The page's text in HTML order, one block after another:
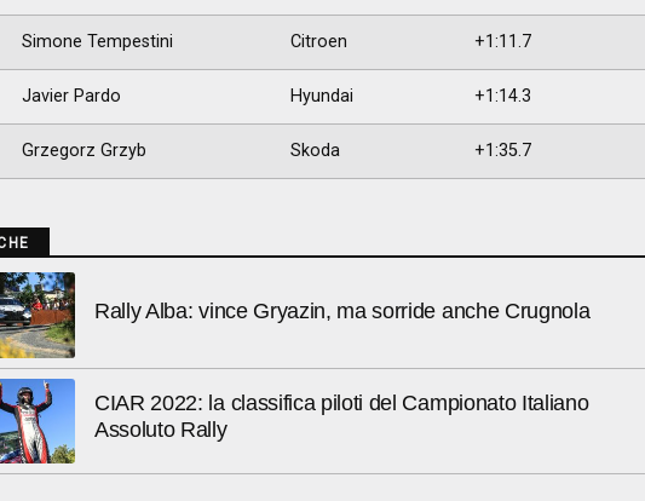
Simone Tempestini Citroen +1:11.7
Javier Pardo Hyundai +1:14.3
Grzegorz Grzyb Skoda +1:35.7
Rally Alba: vince Gryazin, ma sorride anche Crugnola
CIAR 2022: la classifica piloti del Campionato Italiano
Assoluto Rally